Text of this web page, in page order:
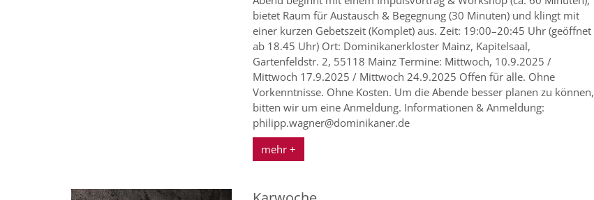
bietet Raum für Austausch & Begegnung (30 Minuten) und klingt mit
einer kurzen Gebetszeit (Komplet) aus. Zeit: 19:00–20:45 Uhr (geöffnet
ab 18.45 Uhr) Ort: Dominikanerkloster Mainz, Kapitelsaal,
Gartenfeldstr. 2, 55118 Mainz Termine: Mittwoch, 10.9.2025 /
Mittwoch 17.9.2025 / Mittwoch 24.9.2025 Offen für alle. Ohne
Vorkenntnisse. Ohne Kosten. Um die Abende besser planen zu können,
bitten wir um eine Anmeldung. Informationen & Anmeldung:
philipp.wagner@dominikaner.de
mehr +